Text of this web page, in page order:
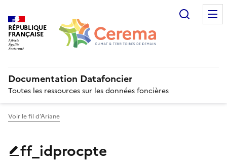
RÉPUBLIQUE
FRANÇAISE
Documentation Datafoncier
Toutes les ressources sur les données foncières
Voir le fil d’Ariane
ff_idprocpte